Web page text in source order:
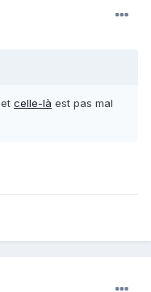
et celle-là est pas mal